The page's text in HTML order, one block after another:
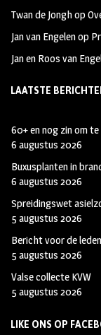
Twan de Jonghop
Jan van Engelenop
Jan en Roos van
LAATSTE
60+ en nog zin om
6 augustus 2026
Buxusplanten in
6 augustus 2026
Spreidingswet
5 augustus 2026
Bericht voor de
5 augustus 2026
Valse collecte KVW
5 augustus 2026
LIKE ONS OP